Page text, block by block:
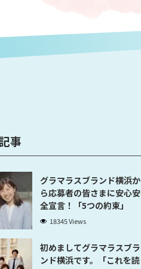
事
グラマラスブランド横浜か
ら応募者の皆さまに安心安
全宣言！「5つの約束」
18345 Views
初めましてグラマラスブラ
ンド横浜です。「これを読